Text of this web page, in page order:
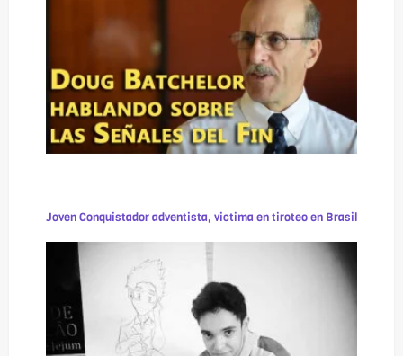
Joven Conquistador adventista, victima en tiroteo en Brasil